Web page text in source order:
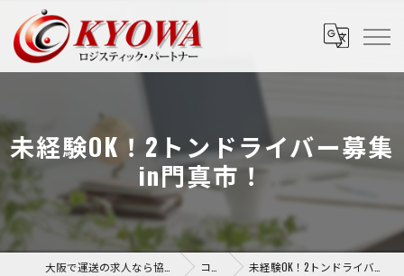
未経験OK！2トンドライバー募集
in門真市！
コラム 未経験OK！2トンドライバー募集in門真市！